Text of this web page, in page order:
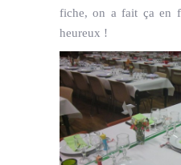
fiche, on a fait ça en
heureux !